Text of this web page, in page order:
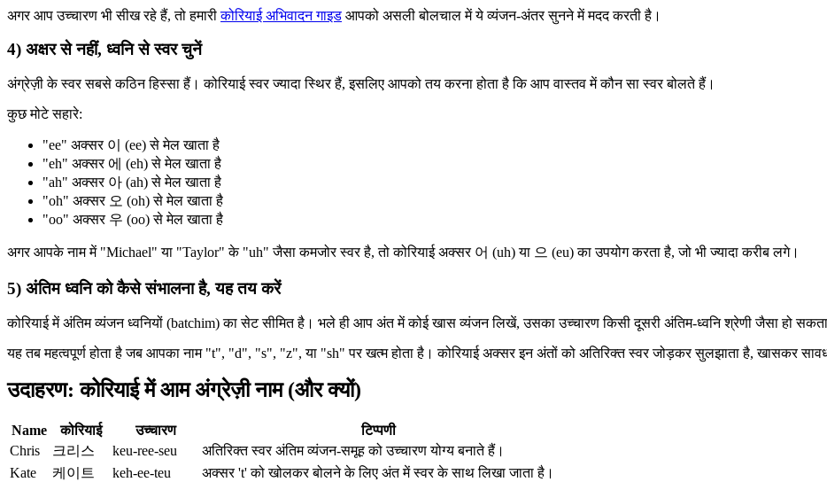
अगर आप उच्चारण भी सीख रहे हैं, तो हमारीकोरियाई अभिवादन गाइड आपको असली बोलचाल में ये व्यंजन-अंतर सुनने में मदद करती है।
4) अक्षर से नहीं, ध्वनि से स्वर चुनें
अंग्रेज़ी के स्वर सबसे कठिन हिस्सा हैं। कोरियाई स्वर ज्यादा स्थिर हैं, इसलिए आपको तय करना होता है कि आप वास्तव में कौन सा स्वर बोलते हैं।
कुछ मोटे सहारे:
"ee" अक्सर 이 (ee) से मेल खाता है
"eh" अक्सर 에 (eh) से मेल खाता है
"ah" अक्सर 아 (ah) से मेल खाता है
"oh" अक्सर 오 (oh) से मेल खाता है
"oo" अक्सर 우 (oo) से मेल खाता है
अगर आपके नाम में "Michael" या "Taylor" के "uh" जैसा कमजोर स्वर है, तो कोरियाई अक्सर 어 (uh) या 으 (eu) का उपयोग करता है, जो भी ज्यादा करीब लगे।
5) अंतिम ध्वनि को कैसे संभालना है, यह तय करें
कोरियाई में अंतिम व्यंजन ध्वनियों (batchim) का सेट सीमित है। भले ही आप अंत में कोई खास व्यंजन लिखें, उसका उच्चारण किसी दूसरी अंतिम-ध्वनि श्रेणी जैसा हो
यह तब महत्वपूर्ण होता है जब आपका नाम "t", "d", "s", "z", या "sh" पर खत्म होता है। कोरियाई अक्सर इन अंतों को अतिरिक्त स्वर जोड़कर सुलझाता है, खासकर
उदाहरण: कोरियाई में आम अंग्रेज़ी नाम (और क्यों)
Name कोरियाई उच्चारण
टिप्पणी
Chris
크리스 keu-ree-seu
अतिरिक्त स्वर अंतिम व्यंजन-समूह को उच्चारण योग्य बनाते हैं।
Kate
케이트 keh-ee-teu
अक्सर 't' को खोलकर बोलने के लिए अंत में स्वर के साथ लिखा जाता है।